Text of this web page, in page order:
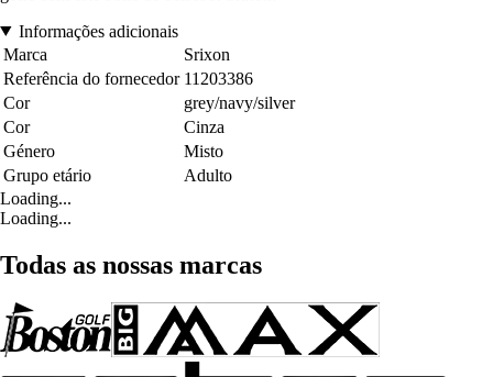
Informações adicionais
Marca
Srixon
Referência do fornecedor 11203386
Cor
grey/navy/silver
Cor
Cinza
Género
Misto
Grupo etário
Adulto
Loading...
Loading...
Todas as nossas marcas